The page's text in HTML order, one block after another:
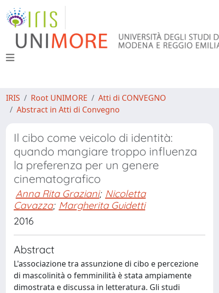
IRIS Root UNIMORE
Atti di CONVEGNO
Abstract in Atti di Convegno
Il cibo come veicolo di identità:
quando mangiare troppo influenza
la preferenza per un genere
cinematografico
Anna Rita Graziani; Nicoletta
Cavazza; Margherita Guidetti
2016
Abstract
L'associazione tra assunzione di cibo e percezione
di mascolinità o femminilità è stata ampiamente
dimostrata e discussa in letteratura. Gli studi